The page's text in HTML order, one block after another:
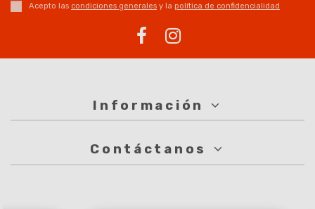
Acepto las condiciones generales y la política de confidencialidad
Información
Contáctanos